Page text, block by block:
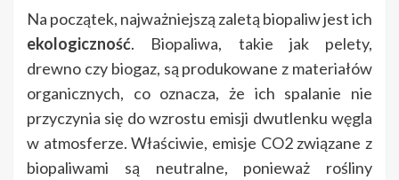
Na początek, najważniejszą zaletą biopaliw jest ich
ekologiczność. Biopaliwa, takie jak pelety,
drewno czy biogaz, są produkowane z materiałów
organicznych, co oznacza, że ich spalanie nie
przyczynia się do wzrostu emisji dwutlenku węgla
w atmosferze. Właściwie, emisje CO2 związane z
biopaliwami są neutralne, ponieważ rośliny